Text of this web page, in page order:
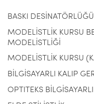
BASKI DESİNATÖRLÜĞÜ
MODELİSTLİK KURSU
MODELİSTLİĞİ
MODELİSTLİK KURSU
BİLGİSAYARLI KALIP
OPTITEKS